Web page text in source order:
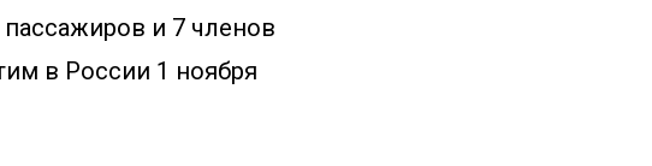
и 7 членов
в России 1 ноября